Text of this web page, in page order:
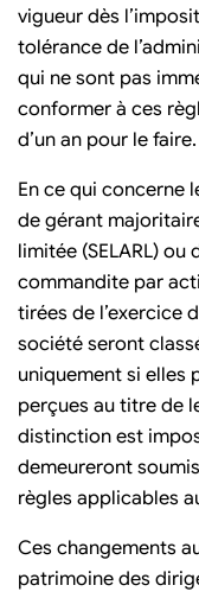
vigueur dès
tolérance de
qui ne sont pas
conformer à ces
d’un an pour le faire.
En ce qui concerne
de gérant
limitée (SELARL) ou
commandite par
tirées de l’exercice
société seront
uniquement si elles
perçues au titre de
distinction est
demeureront
règles applicables
Ces changements
patrimoine des